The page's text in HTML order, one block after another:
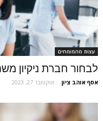
עצות מהמומחים
לבחור חברת ניקיון
אסף אוהב ציון - אוקטובר 27, 2023